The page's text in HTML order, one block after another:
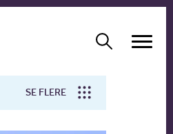
SE FLERE